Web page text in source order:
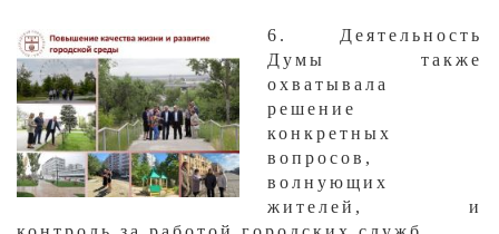
​6. Деятельность
Думы также
охватывала
решение
конкретных
вопросов,
волнующих
жителей, и